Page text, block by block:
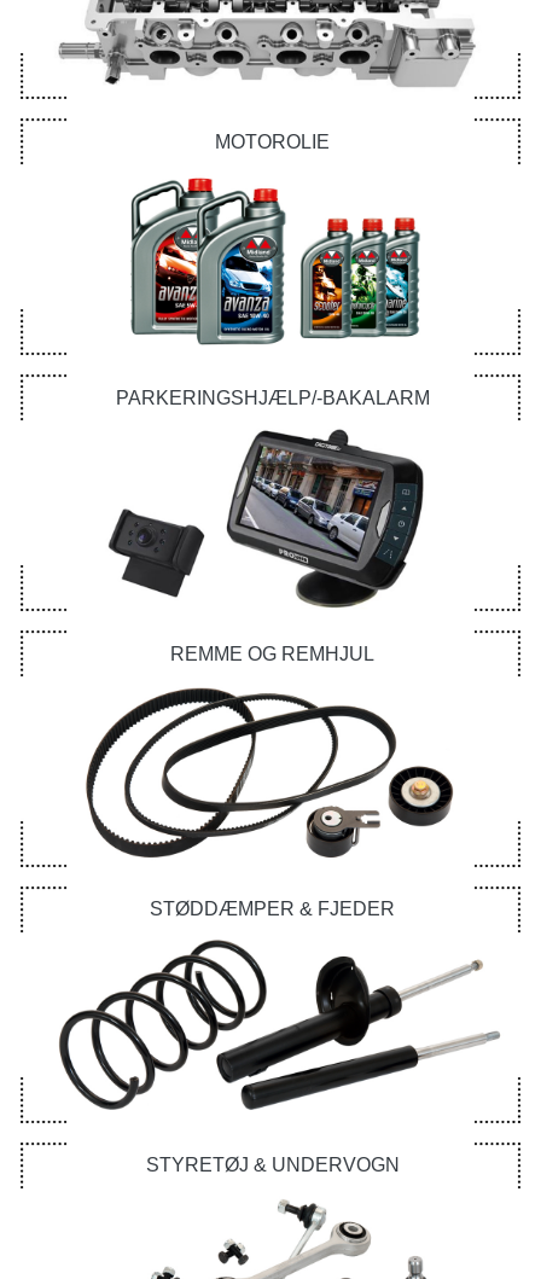
MOTOROLIE
PARKERINGSHJÆLP/-BAKALARM
REMME OG REMHJUL
STØDDÆMPER & FJEDER
STYRETØJ & UNDERVOGN